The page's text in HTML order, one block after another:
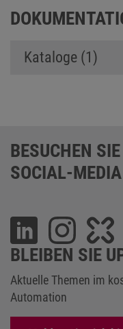
Kataloge (1)
BESUCHEN
SOCIAL-
BLEIBEN SIE
Aktuelle Themen im
Automation